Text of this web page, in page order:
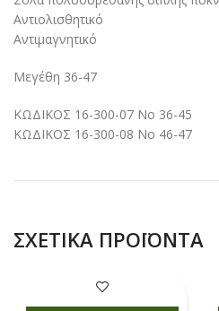
Αντιολισθητικό
Αντιμαγνητικό
Μεγέθη 36-47
ΚΩΔΙΚΟΣ 16-300-07 Νο 36-45
ΚΩΔΙΚΟΣ 16-300-08 Νο 46-47
ΣΧΕΤΙΚΆ ΠΡΟΪΌΝΤΑ